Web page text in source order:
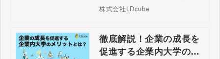
れは2024年問題とも呼ばれてお
り、時間外労働の上限規制や割増
2024年問題を解決するためには働
き方改革実現に向けた現状の課題
株式会社LDcube
徹底解説！企業の成長を
促進する企業内大学のメ